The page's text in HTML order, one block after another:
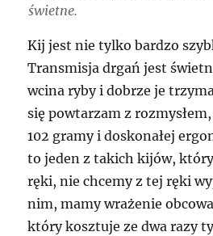
świetne.
Kij jest nie tylko bardzo
Transmisja drgań jest
wcina ryby i dobrze je
się powtarzam z
102 gramy i doskonałej
to jeden z takich kijów,
ręki, nie chcemy z tej ręki
nim, mamy wrażenie
który kosztuje ze dwa razy